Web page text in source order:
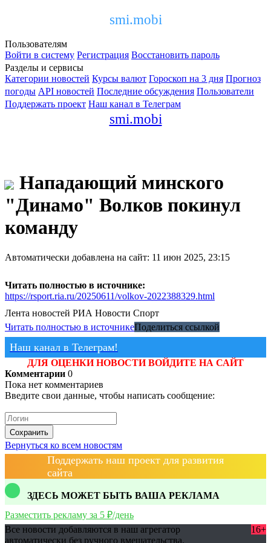
smi.mobi
Пользователям
Войти в систему Регистрация Восстановить пароль
Разделы и сервисы
Категории новостей Курсы валют Гороскоп на 3 дня Прогноз
погоды API новостей Последние обсуждения Пользователи
Поддержать проект Наш канал в Телеграм
smi.mobi
Нападающий минского
"Динамо" Волков покинул
команду
Автоматически добавлена на сайт: 11 июн 2025, 23:15
Читать полностью в источнике:
https://rsport.ria.ru/20250611/volkov-2022388329.html
Лента новостей РИА Новости Спорт
Читать полностью в источникеПоделиться ссылкой
Наш канал в Телеграм!
ДЛЯ ОЦЕНКИ НОВОСТИ ВОЙДИТЕ НА САЙТ
Комментарии 0
Пока нет комментариев
Введите свои данные, чтобы написать сообщение:
Сохранить
Вернуться ко всем новостям
Поддержать наш проект для развития
сайта
ЗДЕСЬ МОЖЕТ БЫТЬ ВАША РЕКЛАМА
Разместить рекламу за 5 ₽/день
Все новости добавляются в наш агрегатор
автоматически без ручного вмешательства.
16+